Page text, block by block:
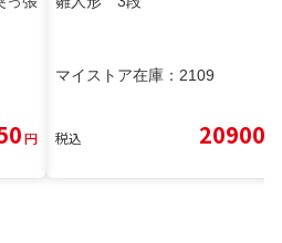
円
マイストア在庫： 2109
税込 20900